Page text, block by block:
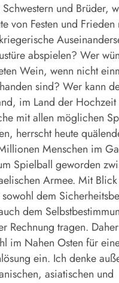
und Brüder,
von Festen und
abspielen? Wer
Wein, wenn nicht
sind? Wer kann
im Land der
mit allen möglichen
herrscht heute
Menschen im
Spielball geworden
Armee. Mit
sowohl dem
dem
Rechnung tragen.
im Nahen Osten für
ein. Ich denke
asiatischen und